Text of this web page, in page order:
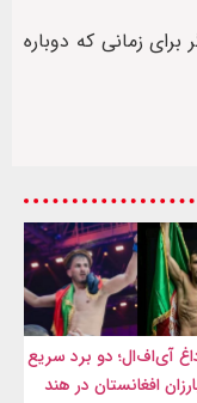
زمانی که دوباره
آی‌اف‌ال؛ دو برد سریع
افغانستان در هند